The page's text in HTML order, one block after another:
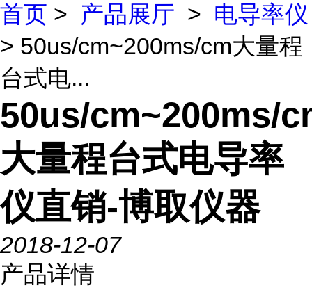
首页 > 产品展厅 > 电导率仪
> 50us/cm~200ms/cm大量程
台式电...
50us/cm~200ms/
大量程台式电导率
仪直销-博取仪器
2018-12-07
产品详情